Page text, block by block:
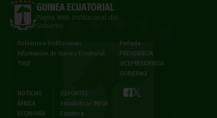
GUINEA ECUATORIAL
Página Web Institucional del
Gobierno
Gobierno e Instituciones
Información de Guinea Ecuatorial
TVGE
Portada
PRESIDENCIA
VICEPRESIDENCIA
GOBIERNO
NOTICIAS
ÁFRICA
ECONOMÍA
DEPORTES
Estadísticas INEGE
Fototeca